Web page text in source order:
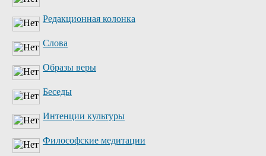
Редакционная колонка
Слова
Образы веры
Беседы
Интенции культуры
Философские медитации